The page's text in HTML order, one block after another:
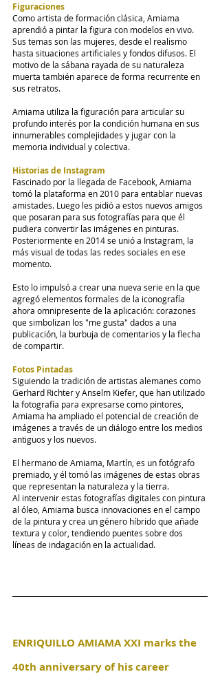
Figuraciones
Como artista de formación clásica, Amiama
aprendió a pintar la figura con modelos en vivo.
Sus temas son las mujeres, desde el realismo
hasta situaciones artificiales y fondos difusos. El
motivo de la sábana rayada de su naturaleza
muerta también aparece de forma recurrente en
sus retratos.
Amiama utiliza la figuración para articular su
profundo interés por la condición humana en sus
innumerables complejidades y jugar con la
memoria individual y colectiva.
Historias de Instagram
Fascinado por la llegada de Facebook, Amiama
tomó la plataforma en 2010 para entablar nuevas
amistades. Luego les pidió a estos nuevos amigos
que posaran para sus fotografías para que él
pudiera convertir las imágenes en pinturas.
Posteriormente en 2014 se unió a Instagram, la
más visual de todas las redes sociales en ese
momento.
Esto lo impulsó a crear una nueva serie en la que
agregó elementos formales de la iconografía
ahora omnipresente de la aplicación: corazones
que simbolizan los "me gusta" dados a una
publicación, la burbuja de comentarios y la flecha
de compartir.
Fotos Pintadas
Siguiendo la tradición de artistas alemanes como
Gerhard Richter y Anselm Kiefer, que han utilizado
la fotografía para expresarse como pintores,
Amiama ha ampliado el potencial de creación de
imágenes a través de un diálogo entre los medios
antiguos y los nuevos.
El hermano de Amiama, Martín, es un fotógrafo
premiado, y él tomó las imágenes de estas obras
que representan la naturaleza y la tierra.
Al intervenir estas fotografías digitales con pintura
al óleo, Amiama busca innovaciones en el campo
de la pintura y crea un género híbrido que añade
textura y color, tendiendo puentes sobre dos
líneas de indagación en la actualidad.
ENRIQUILLO AMIAMA XXI marks the
40th anniversary of his career